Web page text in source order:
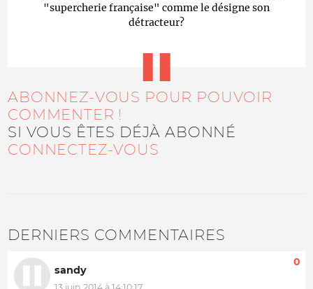
"supercherie française" comme le désigne son
détracteur?
ABONNEZ-VOUS POUR POUVOIR
COMMENTER !
SI VOUS ÊTES DÉJÀ ABONNÉ
CONNECTEZ-VOUS
DERNIERS COMMENTAIRES
sandy
0